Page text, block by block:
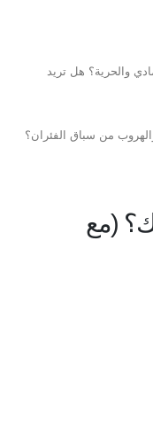
والحرية؟ هل تريد
من سباق الفئران؟
(مع